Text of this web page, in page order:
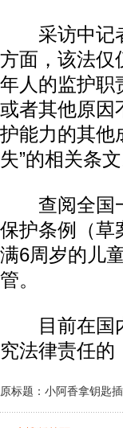
采访中记者
方面，该法仅
年人的监护职
或者其他原因
护能力的其他
失”的相关条文
查阅全国一
保护条例（草
满6周岁的儿
管。
目前在国内
究法律责任的
原标题：小阿香拿钥匙